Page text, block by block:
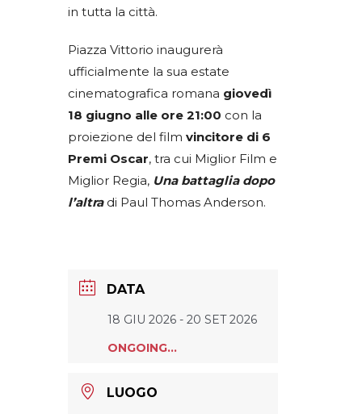
in tutta la città.
Piazza Vittorio inaugurerà
ufficialmente la sua estate
cinematografica romana giovedì
18 giugno alle ore 21:00 con la
proiezione del film vincitore di 6
Premi Oscar, tra cui Miglior Film e
Miglior Regia, Una battaglia dopo
l’altradi Paul Thomas Anderson.
DATA
18 GIU 2026 - 20 SET 2026
ONGOING...
LUOGO